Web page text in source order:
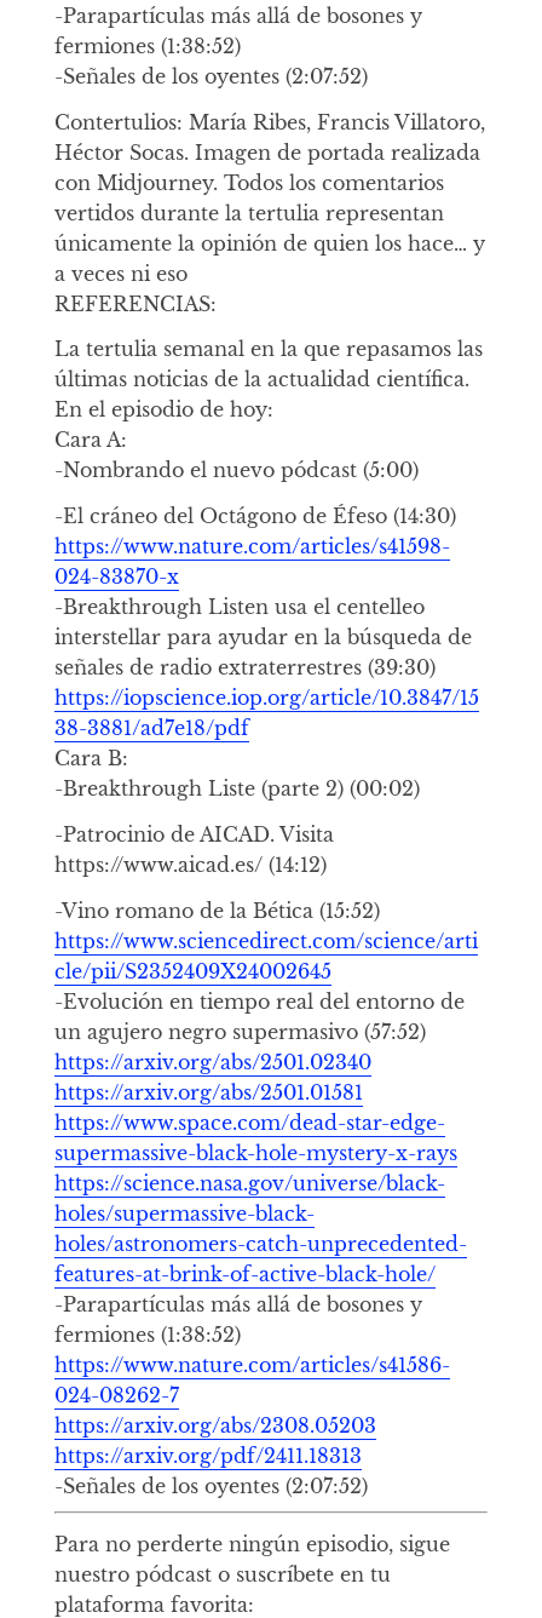
-Parapartículas más allá de bosones y
fermiones (1:38:52)
-Señales de los oyentes (2:07:52)
Contertulios: María Ribes, Francis Villatoro,
Héctor Socas. Imagen de portada realizada
con Midjourney. Todos los comentarios
vertidos durante la tertulia representan
únicamente la opinión de quien los hace… y
a veces ni eso
REFERENCIAS:
La tertulia semanal en la que repasamos las
últimas noticias de la actualidad científica.
En el episodio de hoy:
Cara A:
-Nombrando el nuevo pódcast (5:00)
-El cráneo del Octágono de Éfeso (14:30)
https://www.nature.com/articles/s41598-
024-83870-x
-Breakthrough Listen usa el centelleo
interstellar para ayudar en la búsqueda de
señales de radio extraterrestres (39:30)
https://iopscience.iop.org/article/10.3847/15
38-3881/ad7e18/pdf
Cara B:
-Breakthrough Liste (parte 2) (00:02)
-Patrocinio de AICAD. Visita
https://www.aicad.es/ (14:12)
-Vino romano de la Bética (15:52)
https://www.sciencedirect.com/science/arti
cle/pii/S2352409X24002645
-Evolución en tiempo real del entorno de
un agujero negro supermasivo (57:52)
https://arxiv.org/abs/2501.02340
https://arxiv.org/abs/2501.01581
https://www.space.com/dead-star-edge-
supermassive-black-hole-mystery-x-rays
https://science.nasa.gov/universe/black-
holes/supermassive-black-
holes/astronomers-catch-unprecedented-
features-at-brink-of-active-black-hole/
-Parapartículas más allá de bosones y
fermiones (1:38:52)
https://www.nature.com/articles/s41586-
024-08262-7
https://arxiv.org/abs/2308.05203
https://arxiv.org/pdf/2411.18313
-Señales de los oyentes (2:07:52)
Para no perderte ningún episodio, sigue
nuestro pódcast o suscríbete en tu
plataforma favorita: